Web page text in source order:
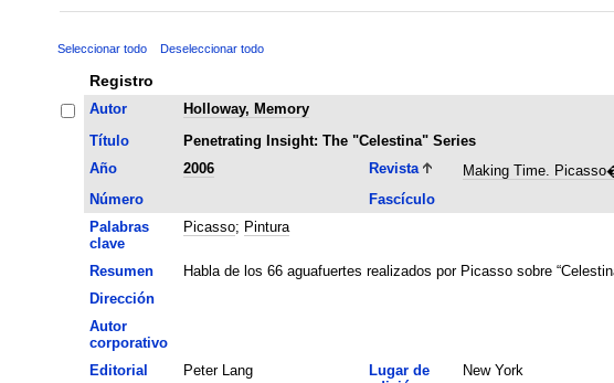
Seleccionar todo Deseleccionar todo
Registro
Autor
Holloway, Memory
Título
Penetrating Insight: The "Celestina" Series
Año
2006 Revista Making Time.
Número
Fascículo
Palabras
clave
Picasso; Pintura
Resumen
Habla de los 66 aguafuertes realizados por Picasso sobre
Dirección
Autor
corporativo
Editorial Peter Lang
Lugar de
New York